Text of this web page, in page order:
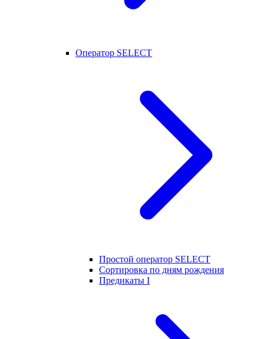
Оператор SELECT
Простой оператор SELECT
Сортировка по дням рождения
Предикаты I